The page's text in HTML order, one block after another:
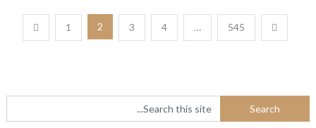
راهبری
1 2 3 4 … 545